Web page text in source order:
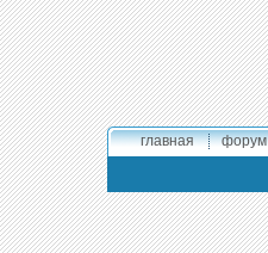
главная форум